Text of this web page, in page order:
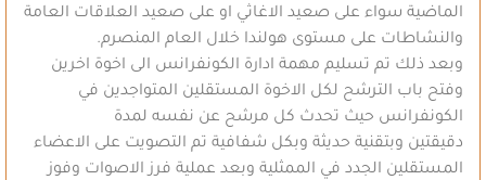
الماضية سواء على صعيد الاغاثي او على صعيد العلاقات العامة
والنشاطات على مستوى هولندا خلال العام المنصرم.
وبعد ذلك تم تسليم مهمة ادارة الكونفرانس الى اخوة اخرين
وفتح باب الترشح لكل الاخوة المستقلين المتواجدين في
الكونفرانس حيث تحدث كل مرشح عن نفسه لمدة
دقيقتين وبتقنية حديثة وبكل شفافية تم التصويت على الاعضاء
المستقلين الجدد في الممثلية وبعد عملية فرز الاصوات وفوز